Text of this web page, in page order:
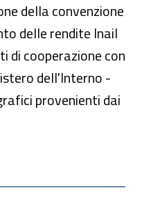
della convenzione
delle rendite Inail
di cooperazione con
dell'Interno -
provenienti dai